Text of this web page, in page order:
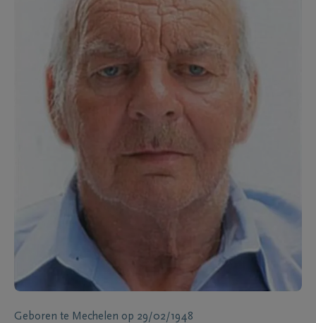
Geboren te Mechelen op 29/02/1948